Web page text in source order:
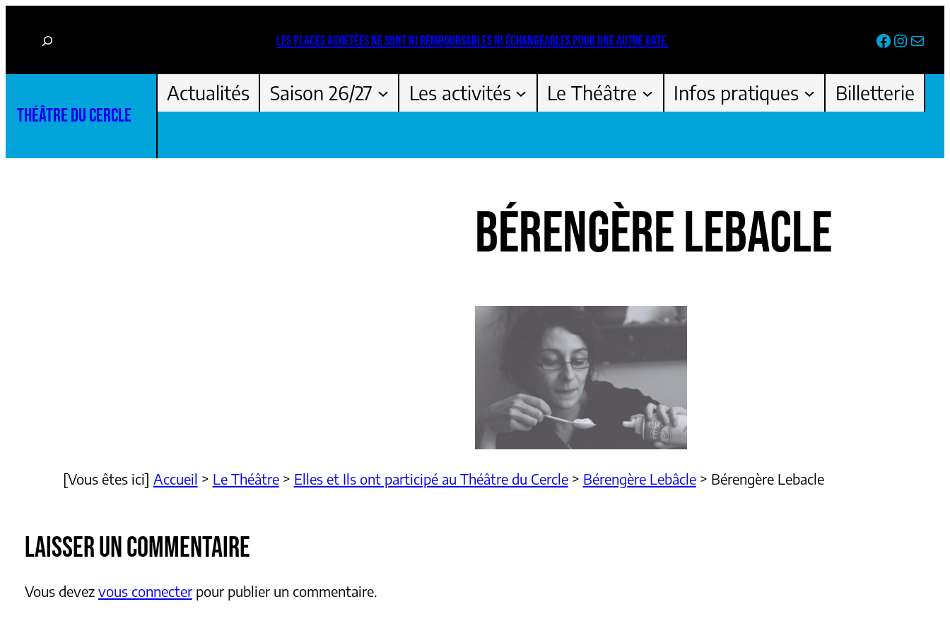
Rechercher LES PLACES ACHETÉES NE SONT NI REMBOURSABLES NI ÉCHANGEABLES POUR UNE AUTRE DATE. Facebook
THÉÂTRE DU CERCLE
Actualités Saison 26/27 Les activités Le Théâtre Infos pratiques Billetterie
BÉRENGÈRE LEBACLE
[Vous êtes ici] Accueil > Le Théâtre> Elles et Ils ont participé au Théâtre du Cercle> Bérengère Lebâcle> Bérengère Lebacle
LAISSER UN COMMENTAIRE
Vous devez vous connecterpour publier un commentaire.